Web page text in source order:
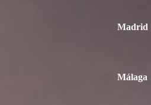
Madrid
Málaga